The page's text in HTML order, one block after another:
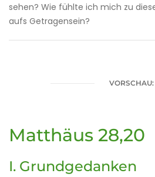
sehen? Wie fühlte ich mich zu
aufs Getragensein?
VORSCHAU:
Matthäus 28,20
I. Grundgedanken